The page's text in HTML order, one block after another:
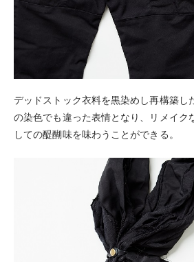
デッドストック衣料を黒染めし再構築し
の染色でも違った表情となり、リメイク
しての醍醐味を味わうことができる。